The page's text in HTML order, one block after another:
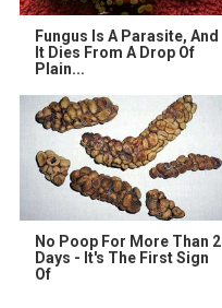
Fungus Is A Parasite, And
It Dies From A Drop Of
Plain...
No Poop For More Than 2
Days - It's The First Sign
Of